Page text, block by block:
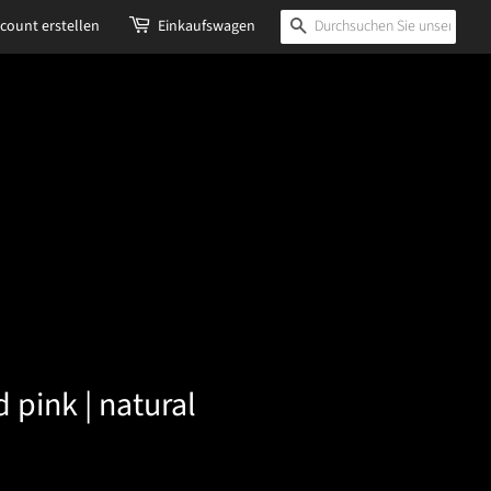
erstellen Einkaufswagen Suchen
pink | natural